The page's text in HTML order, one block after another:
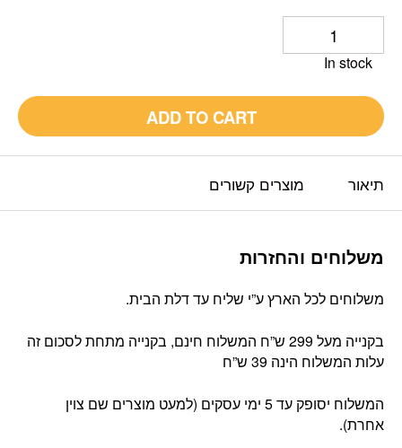
In stock
ADD TO CART
תיאור מוצרים קשורים
משלוחים והחזרות
משלוחים לכל הארץ ע”י שליח עד דלת הבית.
בקנייה מעל 299 ש”ח המשלוח חינם, בקנייה מתחת לסכום זה
עלות המשלוח הינה 39 ש”ח
המשלוח יסופק עד 5 ימי עסקים (למעט מוצרים שם צוין
אחרת).